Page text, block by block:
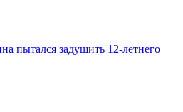
пытался задушить 12-летнего